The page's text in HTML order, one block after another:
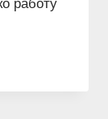
работу